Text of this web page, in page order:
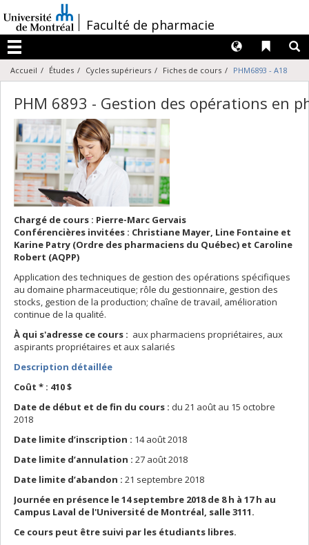
au
contenu
/Faculté de pharmacie
Menu
Liens
Langues
Accueil Études Cycles supérieurs Fiches de cours PHM6893 - A18
PHM 6893 - Gestion des opérations en
Chargé de cours : Pierre-Marc Gervais
Conférencières invitées : Christiane Mayer, Line Fontaine et
Karine Patry (Ordre des pharmaciens du Québec) et Caroline
Robert (AQPP)
Application des techniques de gestion des opérations spécifiques
au domaine pharmaceutique; rôle du gestionnaire, gestion des
stocks, gestion de la production; chaîne de travail, amélioration
continue de la qualité.
À qui s'adresse ce cours : aux pharmaciens propriétaires, aux
aspirants propriétaires et aux salariés
Description détaillée
Coût * : 410 $
Date de début et de fin du cours : du 21 août au 15 octobre
2018
Date limite d’inscription : 14 août 2018
Date limite d’annulation : 27 août 2018
Date limite d’abandon : 21 septembre 2018
Journée en présence le 14 septembre 2018 de 8 h à 17 h au
Campus Laval de l'Université de Montréal, salle 3111.
Ce cours peut être suivi par les étudiants libres.